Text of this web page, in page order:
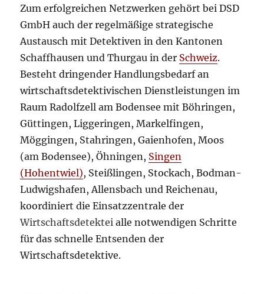
Zum erfolgreichen Netzwerken gehört bei DSD
GmbH auch der regelmäßige strategische
Austausch mit Detektiven in den Kantonen
Schaffhausen und Thurgau in der Schweiz.
Besteht dringender Handlungsbedarf an
wirtschaftsdetektivischen Dienstleistungen im
Raum Radolfzell am Bodensee mit Böhringen,
Güttingen, Liggeringen, Markelfingen,
Möggingen, Stahringen, Gaienhofen, Moos
(am Bodensee), Öhningen, Singen
(Hohentwiel), Steißlingen, Stockach, Bodman-
Ludwigshafen, Allensbach und Reichenau,
koordiniert die Einsatzzentrale der
Wirtschaftsdetektei alle notwendigen Schritte
für das schnelle Entsenden der
Wirtschaftsdetektive.